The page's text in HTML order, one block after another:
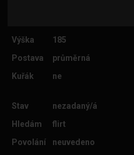
Výška
185
Postava
průměrná
Kuřák
ne
Stav
nezadaný/á
Hledám
flirt
Povolání
neuvedeno